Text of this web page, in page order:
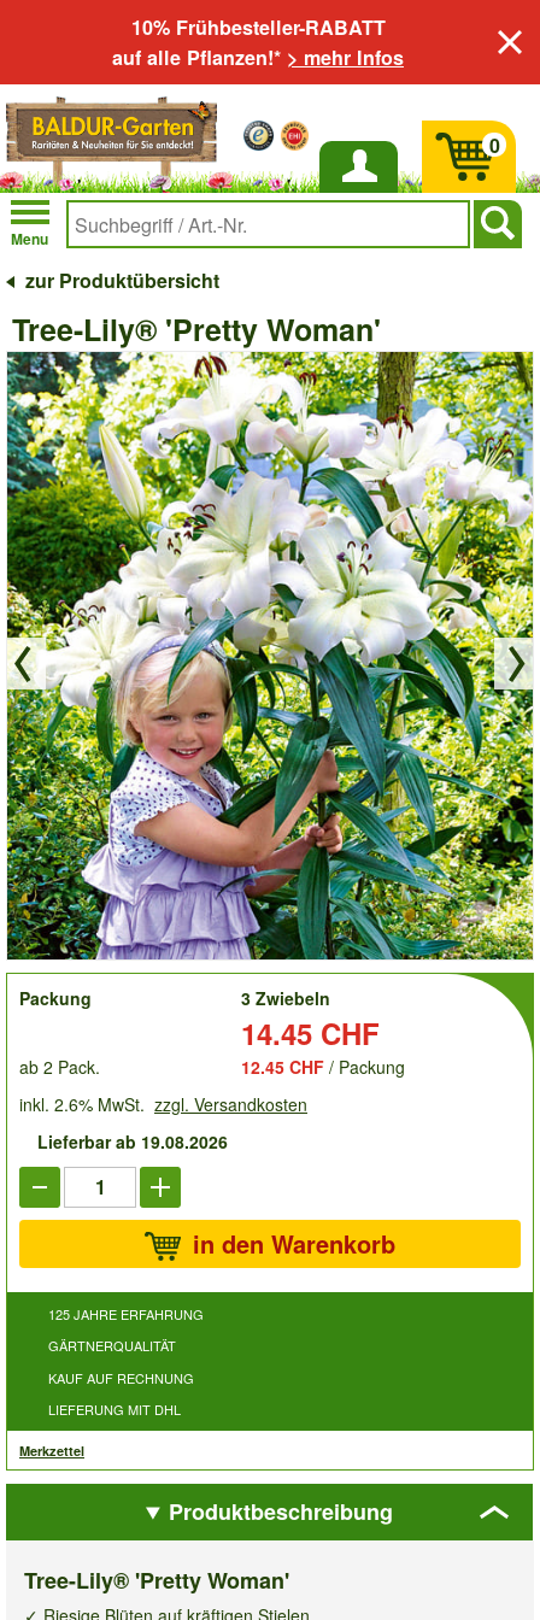
10% Frühbesteller-RABATT
auf alle Pflanzen!* > mehr Infos
Anmelden
Menu
0
zur Produktübersicht
Tree-Lily® 'Pretty Woman'
order
Packung
3 Zwiebeln
14.45 CHF
ab 2 Pack. 12.45 CHF / Packung
inkl. 2.6% MwSt. zzgl. Versandkosten
Lieferbar ab 19.08.2026
in den Warenkorb
125 JAHRE ERFAHRUNG
GÄRTNERQUALITÄT
KAUF AUF RECHNUNG
LIEFERUNG MIT DHL
Merkzettel
Produktbeschreibung
Tree-Lily® 'Pretty Woman'